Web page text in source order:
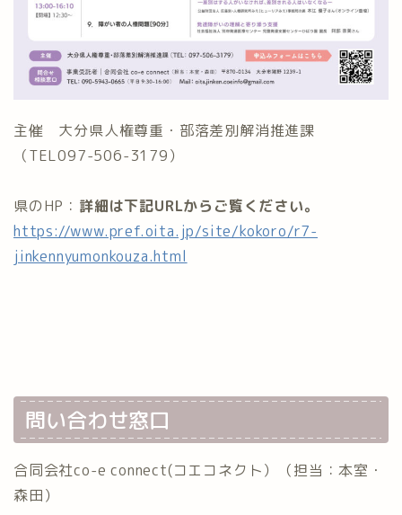
主催 大分県人権尊重・部落差別解消推進課
（TEL097-506-3179）
県のHP： 詳細は下記URLからご覧ください。
https://www.pref.oita.jp/site/kokoro/r7-
jinkennyumonkouza.html
問い合わせ窓口
合同会社co-e connect(コエコネクト）（担当：本室・
森田）